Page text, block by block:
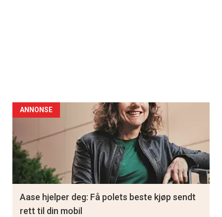
ANNONSE
Aase hjelper deg: Få polets beste kjøp sendt
rett til din mobil